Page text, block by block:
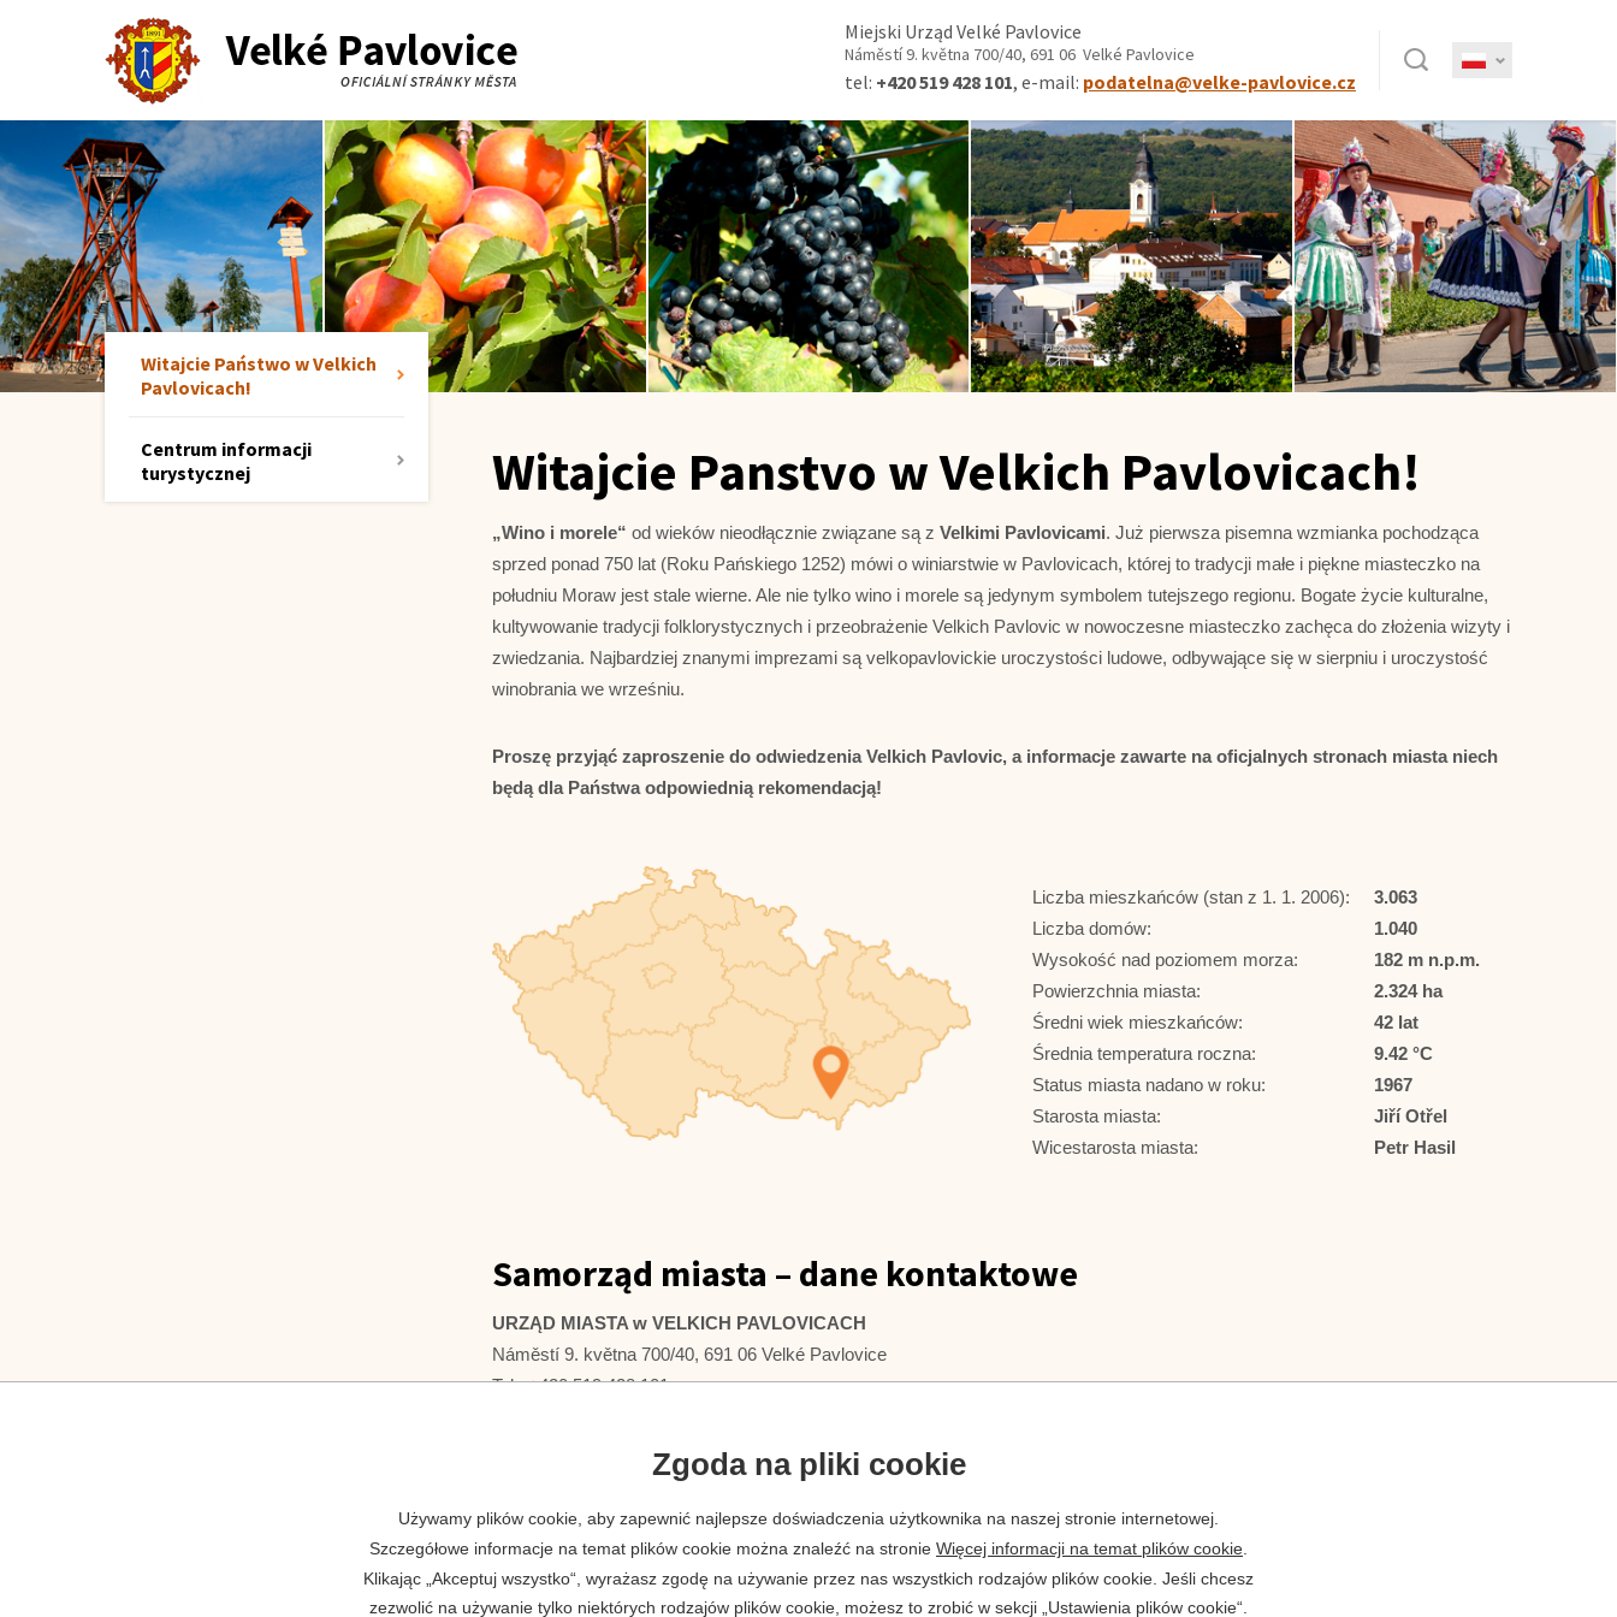
Miejski Urząd Velké Pavlovice
Náměstí 9. května 700/40, 691 06 Velké Pavlovice
tel: +420 519 428 101, e-mail: podatelna@velke-pavlovice.cz
Witajcie Panstvo w Velkich Pavlovicach!
„Wino i morele“ od wieków nieodłącznie związane są z Velkimi Pavlovicami. Już pierwsza pisemna wzmianka pochodząca
sprzed ponad 750 lat (Roku Pańskiego 1252) mówi o winiarstwie w Pavlovicach, której to tradycji małe i piękne miasteczko na
południu Moraw jest stale wierne. Ale nie tylko wino i morele są jedynym symbolem tutejszego regionu. Bogate życie kulturalne,
kultywowanie tradycji folklorystycznych i przeobrażenie Velkich Pavlovic w nowoczesne miasteczko zachęca do złożenia wizyty i
zwiedzania. Najbardziej znanymi imprezami są velkopavlovickie uroczystości ludowe, odbywające się w sierpniu i uroczystość
winobrania we wrześniu.
Proszę przyjąć zaproszenie do odwiedzenia Velkich Pavlovic, a informacje zawarte na oficjalnych stronach miasta niech
będą dla Państwa odpowiednią rekomendacją!
Liczba mieszkańców (stan z 1. 1. 2006):
3.063
Liczba domów:
1.040
Wysokość nad poziomem morza:
182 m n.p.m.
Powierzchnia miasta:
2.324 ha
Średni wiek mieszkańców:
42 lat
Średnia temperatura roczna:
9.42 °C
Status miasta nadano w roku:
1967
Starosta miasta:
Jiří Otřel
Wicestarosta miasta:
Petr Hasil
Samorząd miasta – dane kontaktowe
URZĄD MIASTA w VELKICH PAVLOVICACH
Náměstí 9. května 700/40, 691 06 Velké Pavlovice
Tel.: +420 519 428 101
podatelna@velke-pavlovice.cz
www.velke-pavlovice.cz
Witajcie Państwo w Velkich
Pavlovicach!
Centrum informacji
turystycznej
Zgoda na pliki cookie
Używamy plików cookie, aby zapewnić najlepsze doświadczenia użytkownika na naszej stronie internetowej.
Szczegółowe informacje na temat plików cookie można znaleźć na stronie Więcej informacji na temat plików cookie
Klikając „Akceptuj wszystko“, wyrażasz zgodę na używanie przez nas wszystkich rodzajów plików cookie. Jeśli chcesz
zezwolić na używanie tylko niektórych rodzajów plików cookie, możesz to zrobić w sekcji „Ustawienia plików cookie“.